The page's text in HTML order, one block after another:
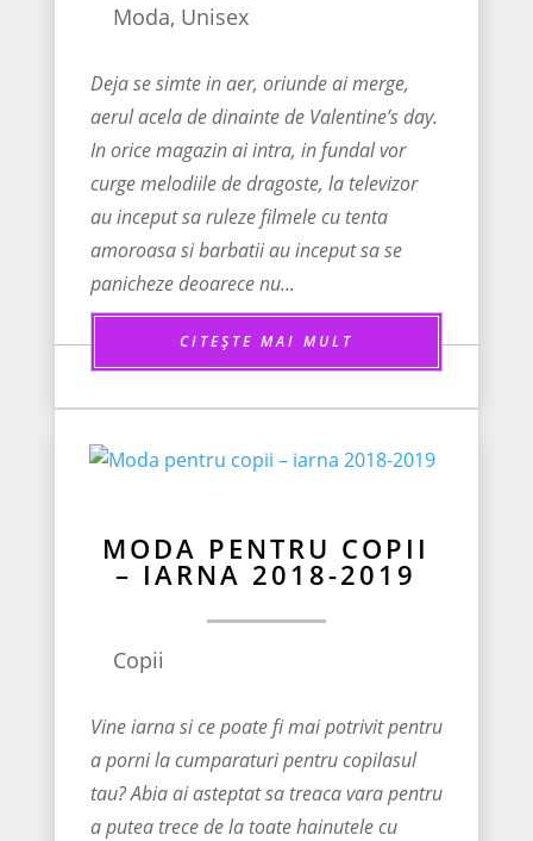
Moda, Unisex
Deja se simte in aer, oriunde ai merge,
aerul acela de dinainte de Valentine’s day.
In orice magazin ai intra, in fundal vor
curge melodiile de dragoste, la televizor
au inceput sa ruleze filmele cu tenta
amoroasa si barbatii au inceput sa se
panicheze deoarece nu...
CITEȘTE MAI MULT
MODA PENTRU COPII
– IARNA 2018-2019
Copii
Vine iarna si ce poate fi mai potrivit pentru
a porni la cumparaturi pentru copilasul
tau? Abia ai asteptat sa treaca vara pentru
a putea trece de la toate hainutele cu